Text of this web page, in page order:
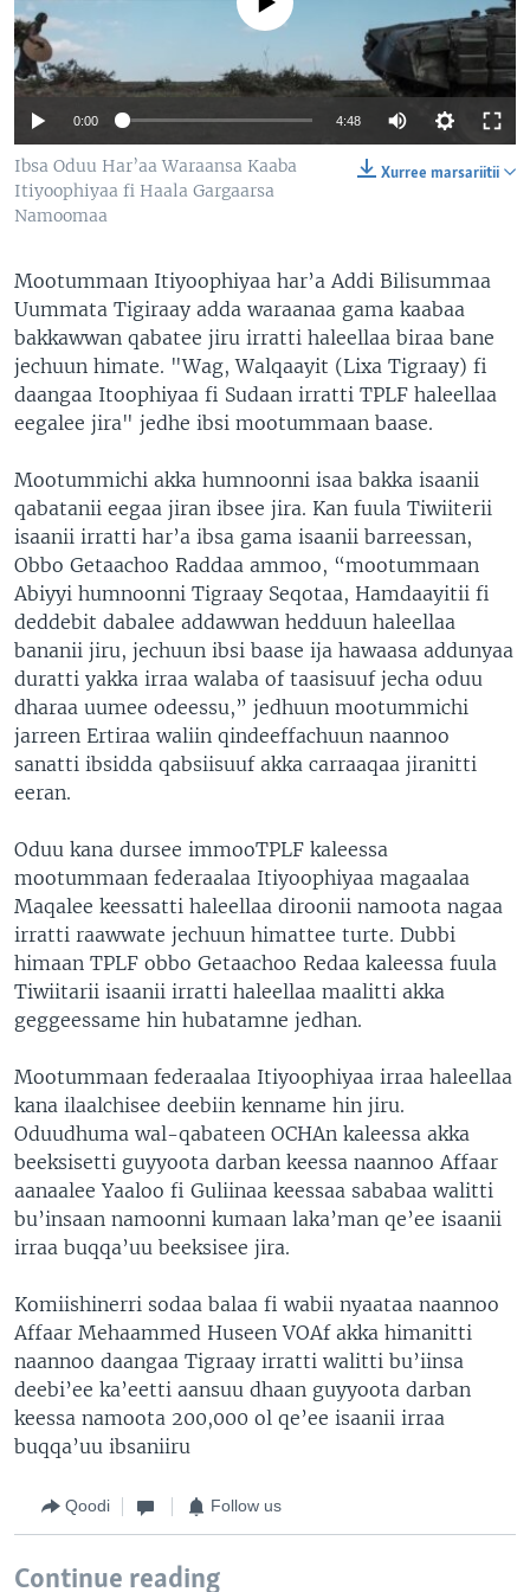
0:00 4:48
Xurree marsariitii
Ibsa Oduu Har’aa Waraansa Kaaba
Itiyoophiyaa fi Haala Gargaarsa
Namoomaa
Mootummaan Itiyoophiyaa har’a Addi Bilisummaa
Uummata Tigiraay adda waraanaa gama kaabaa
bakkawwan qabatee jiru irratti haleellaa biraa bane
jechuun himate. "Wag, Walqaayit (Lixa Tigraay) fi
daangaa Itoophiyaa fi Sudaan irratti TPLF haleellaa
eegalee jira" jedhe ibsi mootummaan baase.
Mootummichi akka humnoonni isaa bakka isaanii
qabatanii eegaa jiran ibsee jira. Kan fuula Tiwiiterii
isaanii irratti har’a ibsa gama isaanii barreessan,
Obbo Getaachoo Raddaa ammoo, “mootummaan
Abiyyi humnoonni Tigraay Seqotaa, Hamdaayitii fi
deddebit dabalee addawwan hedduun haleellaa
bananii jiru, jechuun ibsi baase ija hawaasa addunyaa
duratti yakka irraa walaba of taasisuuf jecha oduu
dharaa uumee odeessu,” jedhuun mootummichi
jarreen Ertiraa waliin qindeeffachuun naannoo
sanatti ibsidda qabsiisuuf akka carraaqaa jiranitti
eeran.
Oduu kana dursee immooTPLF kaleessa
mootummaan federaalaa Itiyoophiyaa magaalaa
Maqalee keessatti haleellaa diroonii namoota nagaa
irratti raawwate jechuun himattee turte. Dubbi
himaan TPLF obbo Getaachoo Redaa kaleessa fuula
Tiwiitarii isaanii irratti haleellaa maalitti akka
geggeessame hin hubatamne jedhan.
Mootummaan federaalaa Itiyoophiyaa irraa haleellaa
kana ilaalchisee deebiin kenname hin jiru.
Oduudhuma wal-qabateen OCHAn kaleessa akka
beeksisetti guyyoota darban keessa naannoo Affaar
aanaalee Yaaloo fi Guliinaa keessaa sababaa walitti
bu’insaan namoonni kumaan laka’man qe’ee isaanii
irraa buqqa’uu beeksisee jira.
Komiishinerri sodaa balaa fi wabii nyaataa naannoo
Affaar Mehaammed Huseen VOAf akka himanitti
naannoo daangaa Tigraay irratti walitti bu’iinsa
deebi’ee ka’eetti aansuu dhaan guyyoota darban
keessa namoota 200,000 ol qe’ee isaanii irraa
buqqa’uu ibsaniiru
Qoodi Follow us
Continue reading